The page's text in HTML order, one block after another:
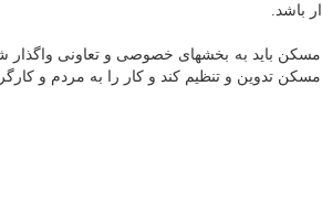
باشد.
باید به بخشهای خصوصی و تعاونی واگذار
تدوین و تنظیم کند و کار را به مردم و